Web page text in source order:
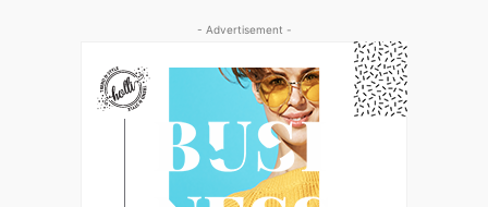
- Advertisement -